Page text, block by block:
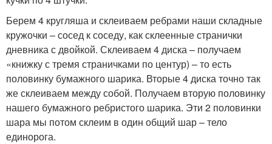
Берем 4 кругляша и склеиваем ребрами наши складные
кружочки – сосед к соседу, как склеенные странички
дневника с двойкой. Склеиваем 4 диска – получаем
«книжку с тремя страничками по центур) – то есть
половинку бумажного шарика. Вторые 4 диска точно так
же склеиваем между собой. Получаем вторую половинку
нашего бумажного ребристого шарика. Эти 2 половинки
шара мы потом склеим в один общий шар – тело
единорога.